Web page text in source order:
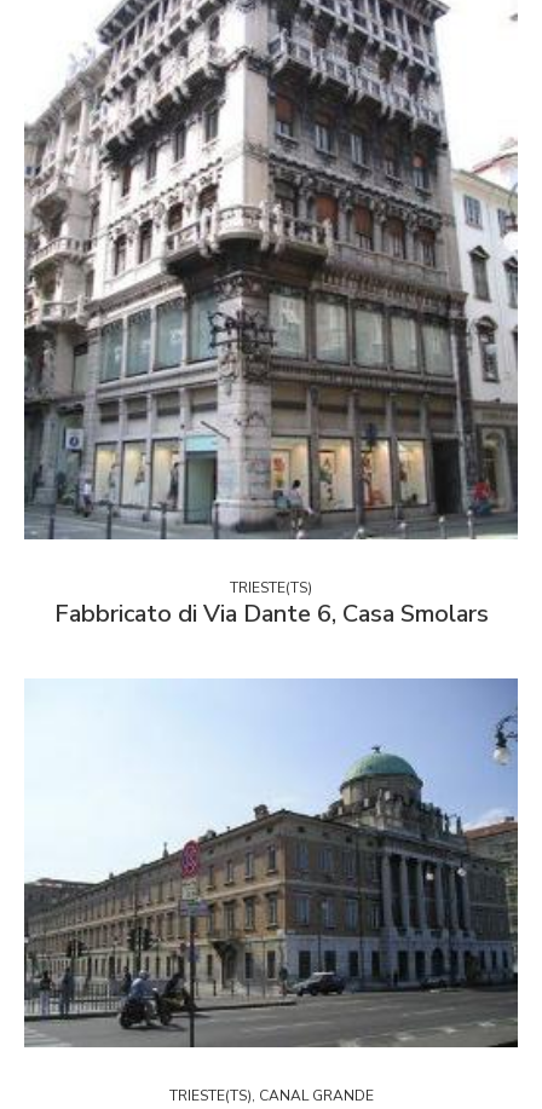
TRIESTE(TS)
Fabbricato di Via Dante 6, Casa Smolars
TRIESTE(TS), CANAL GRANDE